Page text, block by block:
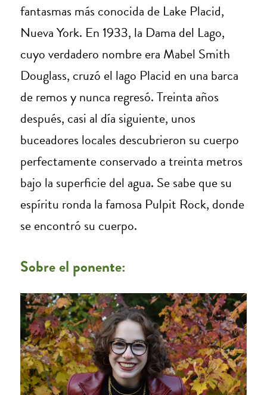
fantasmas más conocida de Lake Placid,
Nueva York. En 1933, la Dama del Lago,
cuyo verdadero nombre era Mabel Smith
Douglass, cruzó el lago Placid en una barca
de remos y nunca regresó. Treinta años
después, casi al día siguiente, unos
buceadores locales descubrieron su cuerpo
perfectamente conservado a treinta metros
bajo la superficie del agua. Se sabe que su
espíritu ronda la famosa Pulpit Rock, donde
se encontró su cuerpo.
Sobre el ponente: